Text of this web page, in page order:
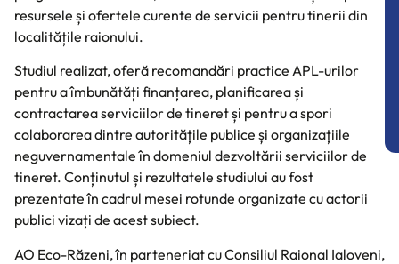
resursele și ofertele curente de servicii pentru tinerii din
localitățile raionului.
Studiul realizat, oferă recomandări practice APL-urilor
pentru a îmbunătăți finanțarea, planificarea și
contractarea serviciilor de tineret și pentru a spori
colaborarea dintre autoritățile publice și organizațiile
neguvernamentale în domeniul dezvoltării serviciilor de
tineret. Conținutul și rezultatele studiului au fost
prezentate în cadrul mesei rotunde organizate cu actorii
publici vizați de acest subiect.
AO Eco-Răzeni, în parteneriat cu Consiliul Raional Ialoveni,